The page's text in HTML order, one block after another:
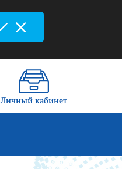
Личный кабинет